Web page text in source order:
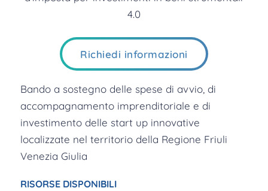
Richiedi informazioni
Bando a sostegno delle spese di avvio, di
accompagnamento imprenditoriale e di
investimento delle start up innovative
localizzate nel territorio della Regione Friuli
Venezia Giulia
RISORSE DISPONIBILI